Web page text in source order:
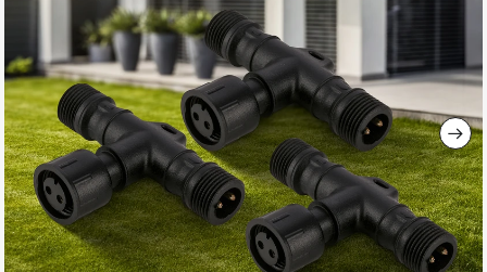
images
gallery